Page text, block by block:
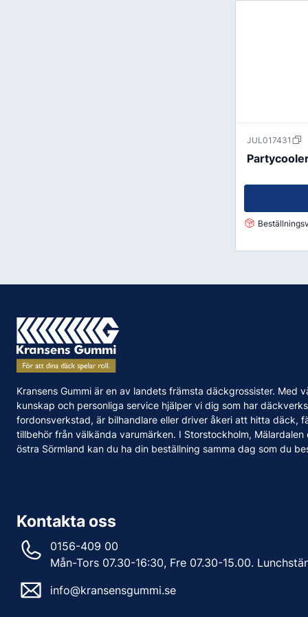
JUL017431
Kransens Gummi är en av landets främsta däckgrossister. Med
kunskap och personliga service hjälper vi dig som har
fordonsverkstad, är bilhandlare eller driver åkeri att hitta däck,
tillbehör från välkända varumärken. I Storstockholm, Mälardalen
östra Sörmland kan du ha din beställning samma dag som du
Kontakta oss
0156-409 00
Mån-Tors 07.30-16:30, Fre 07.30-15.00.
info@kransensgummi.se